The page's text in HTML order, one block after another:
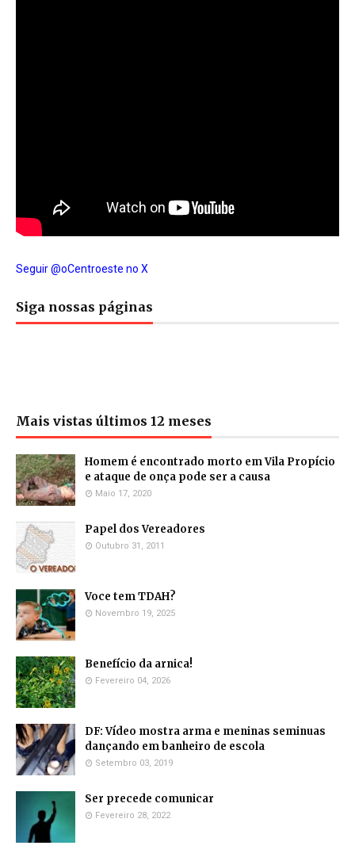
Seguir @oCentroeste no X
Siga nossas páginas
Mais vistas últimos 12 meses
Homem é encontrado morto em Vila Propício
e ataque de onça pode ser a causa
Maio 17, 2020
Papel dos Vereadores
Outubro 31, 2011
Voce tem TDAH?
Novembro 19, 2025
Benefício da arnica!
Fevereiro 04, 2026
DF: Vídeo mostra arma e meninas seminuas
dançando em banheiro de escola
Setembro 03, 2019
Ser precede comunicar
Fevereiro 28, 2022